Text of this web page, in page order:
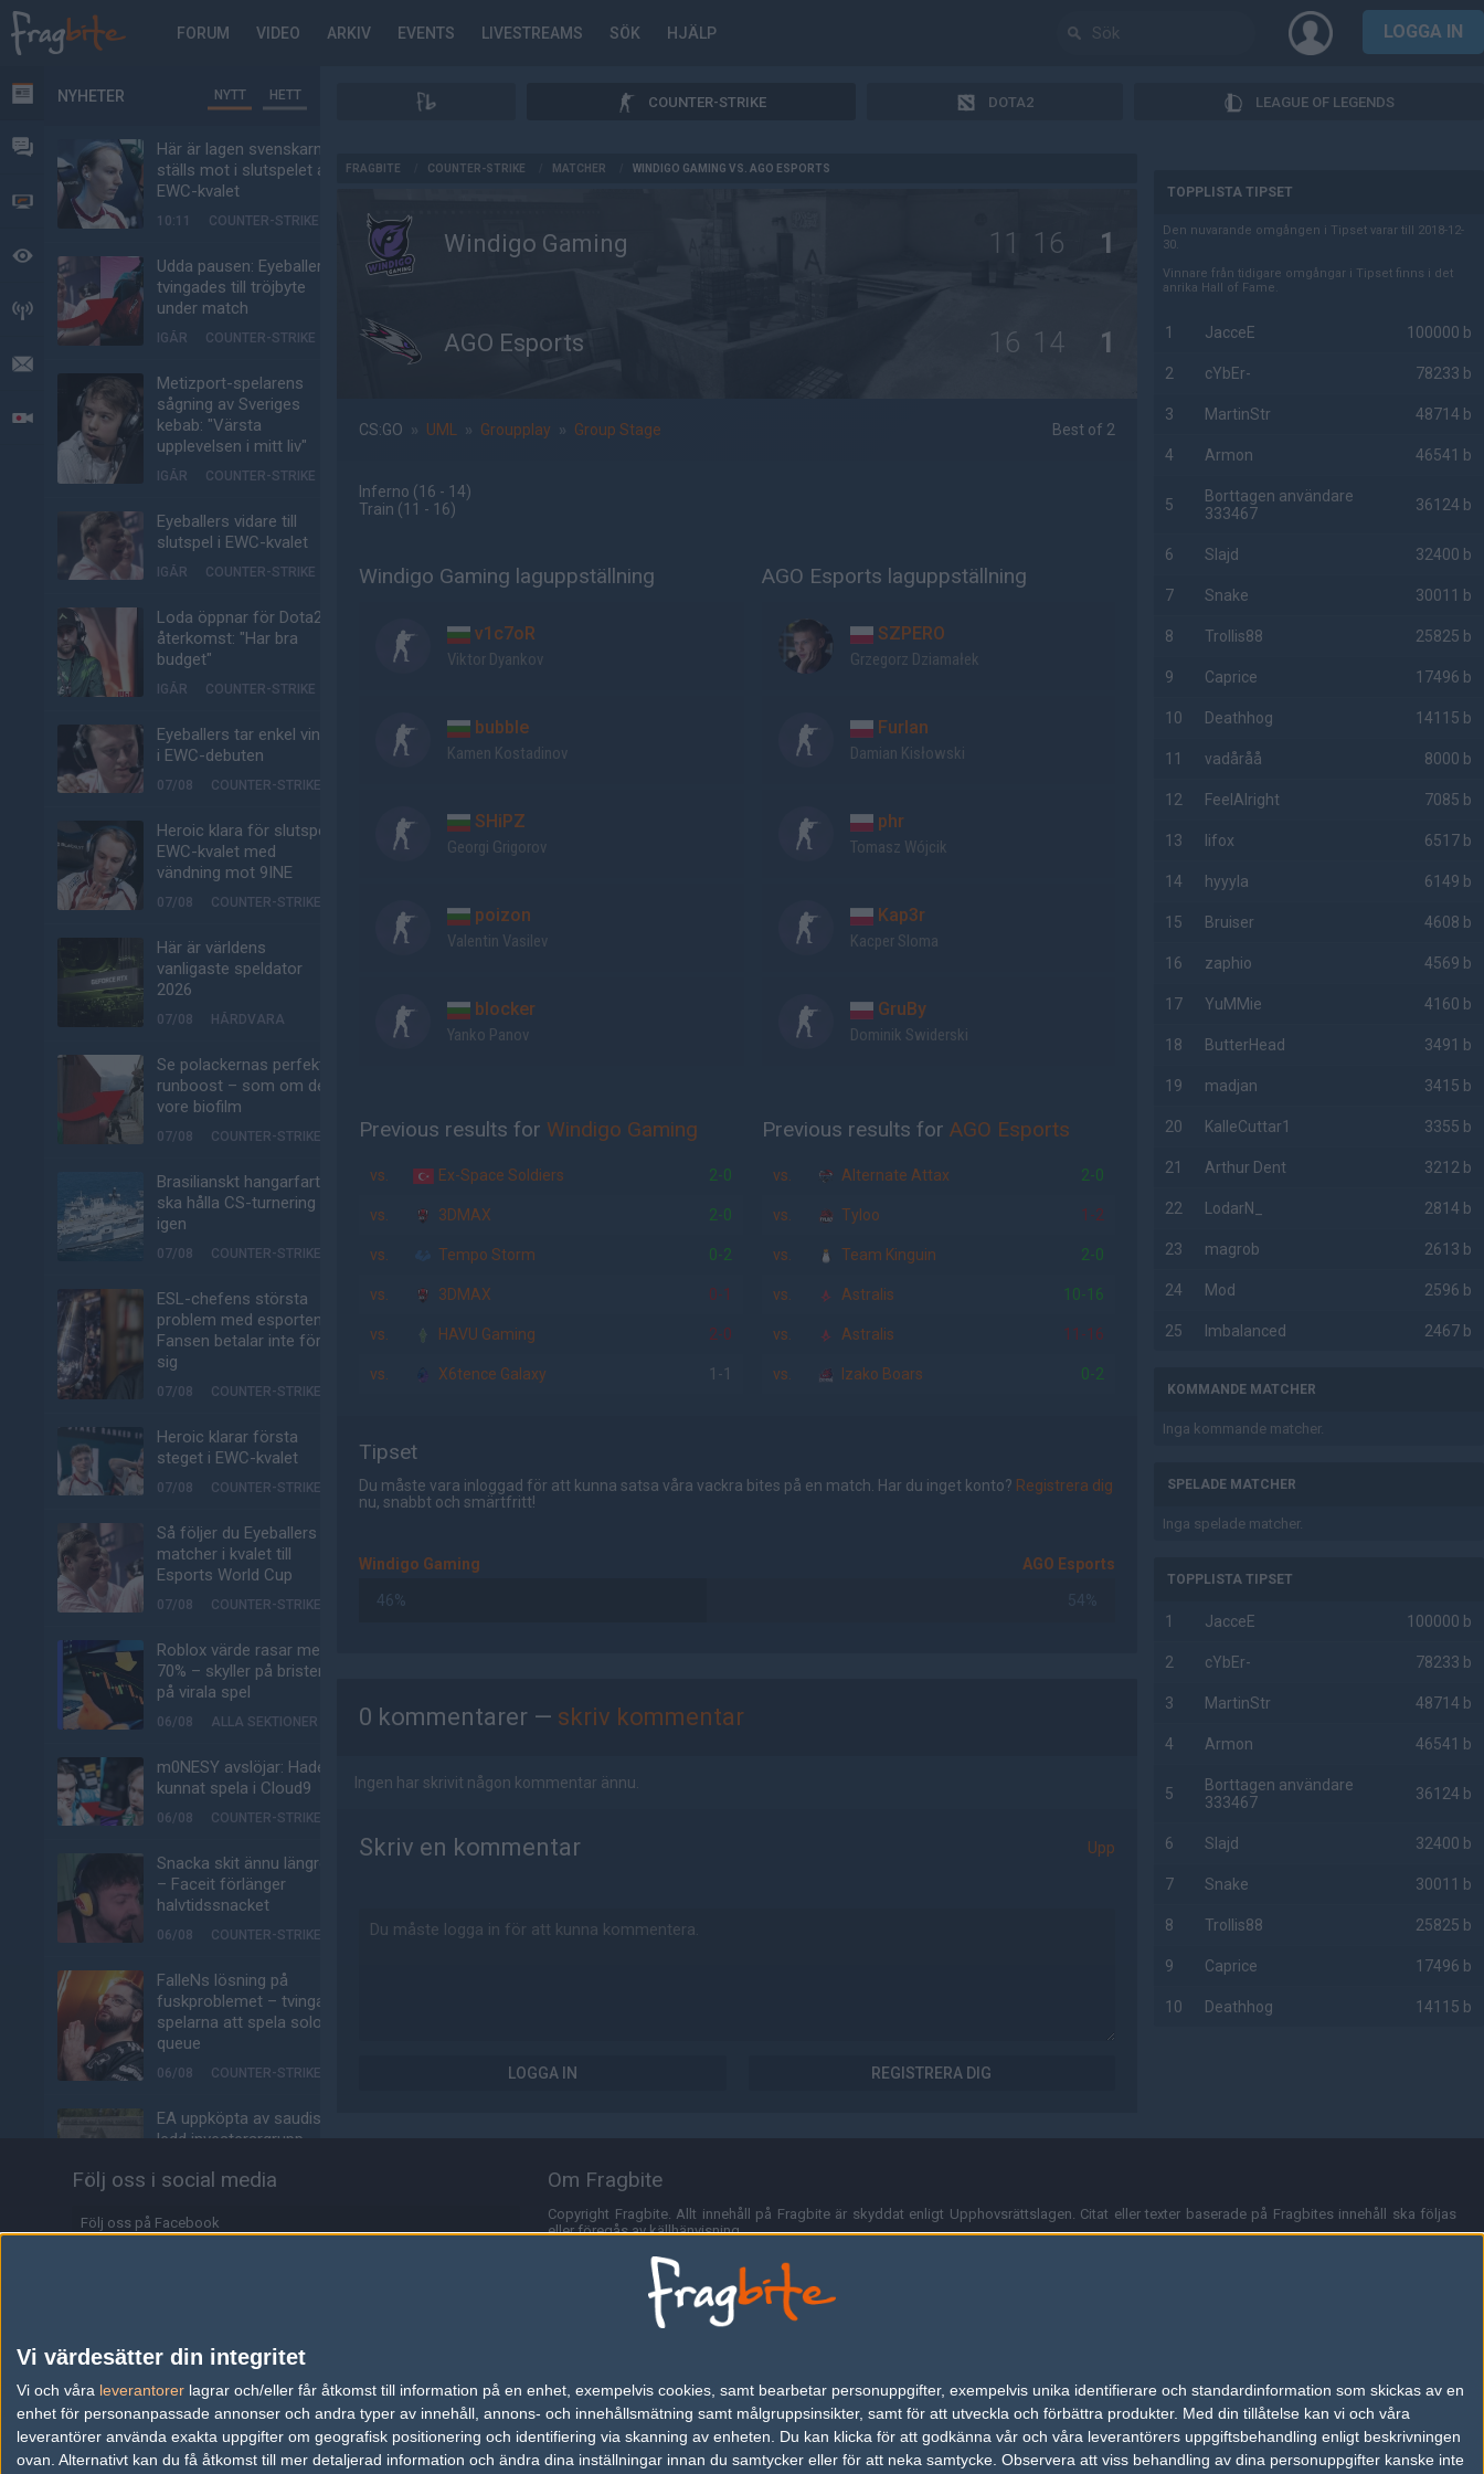
Vi värdesätter din integritet
Vi och våra leverantorer lagrar och/eller får åtkomst till information på en enhet, exempelvis cookies, samt bearbetar personuppgifter, exempelvis unika identifierare och standardinformation som skickas av en
enhet för personanpassade annonser och andra typer av innehåll, annons- och innehållsmätning samt målgruppsinsikter, samt för att utveckla och förbättra produkter. Med din tillåtelse kan vi och våra
leverantörer använda exakta uppgifter om geografisk positionering och identifiering via skanning av enheten. Du kan klicka för att godkänna vår och våra leverantörers uppgiftsbehandling enligt beskrivningen
ovan. Alternativt kan du få åtkomst till mer detaljerad information och ändra dina inställningar innan du samtycker eller för att neka samtycke. Observera att viss behandling av dina personuppgifter kanske inte
FORUM VIDEO ARKIV EVENTS LIVESTREAMS SÖK HJÄLP LOGGA IN
NYHETER
FORUM
VIDEO
BEVAKAT
HÄNDELSER
LIVESÄNDNINGAR
NYHETER NYTT HETT
Här är lagen svenskarna
ställs mot i slutspelet av
EWC-kvalet
10:11 COUNTER-STRIKE
Udda pausen: Eyeballers
tvingades till tröjbyte
under match
IGÅR COUNTER-STRIKE
Metizport-spelarens
sågning av Sveriges
kebab: "Värsta
upplevelsen i mitt liv"
IGÅR COUNTER-STRIKE
Eyeballers vidare till
slutspel i EWC-kvalet
IGÅR COUNTER-STRIKE
Loda öppnar för Dota2-
återkomst: "Har bra
budget"
IGÅR COUNTER-STRIKE
Eyeballers tar enkel vinst
i EWC-debuten
07/08 COUNTER-STRIKE
Heroic klara för slutspel i
EWC-kvalet med
vändning mot 9INE
07/08 COUNTER-STRIKE
Här är världens
vanligaste speldator
2026
07/08 HÅRDVARA
Se polackernas perfekta
runboost – som om det
vore biofilm
07/08 COUNTER-STRIKE
Brasilianskt hangarfartyg
ska hålla CS-turnering –
igen
07/08 COUNTER-STRIKE
ESL-chefens största
problem med esporten:
Fansen betalar inte för
sig
07/08 COUNTER-STRIKE
Heroic klarar första
steget i EWC-kvalet
07/08 COUNTER-STRIKE
Så följer du Eyeballers
matcher i kvalet till
Esports World Cup
07/08 COUNTER-STRIKE
Roblox värde rasar med
70% – skyller på bristen
på virala spel
06/08 ALLA SEKTIONER
m0NESY avslöjar: Hade
kunnat spela i Cloud9
06/08 COUNTER-STRIKE
Snacka skit ännu längre
– Faceit förlänger
halvtidssnacket
06/08 COUNTER-STRIKE
FalleNs lösning på
fuskproblemet – tvinga
spelarna att spela solo-
queue
06/08 COUNTER-STRIKE
EA uppköpta av saudisk-
ledd investerargrupp
ALLA SEKTIONER
jL om nya möjligheten:
"Jag får uppfylla min
jagades för Faceit-
poäng när nya säsongen
lanserades
Alliance klättrar till plats
COUNTER-STRIKE DOTA2 LEAGUE OF LEGENDS
FRAGBITE COUNTER-STRIKE MATCHER WINDIGO GAMING VS. AGO ESPORTS
Windigo Gaming 11 16 1
AGO Esports 16 14 1
CS:GO » UML » Groupplay » Group Stage Best of 2
Inferno (16 - 14)
Train (11 - 16)
Windigo Gaming laguppställning
v1c7oR
Viktor Dyankov
bubble
Kamen Kostadinov
SHiPZ
Georgi Grigorov
poizon
Valentin Vasilev
blocker
Yanko Panov
AGO Esports laguppställning
SZPERO
Grzegorz Dziamałek
Furlan
Damian Kisłowski
phr
Tomasz Wójcik
Kap3r
Kacper Sloma
GruBy
Dominik Swiderski
Previous results for Windigo Gaming
vs. Ex-Space Soldiers 2-0
vs. 3DMAX 2-0
vs. Tempo Storm 0-2
vs. 3DMAX 0-1
vs. HAVU Gaming 2-0
vs. X6tence Galaxy 1-1
Previous results for AGO Esports
vs. Alternate Attax 2-0
vs. Tyloo 1-2
vs. Team Kinguin 2-0
vs. Astralis 10-16
vs. Astralis 11-16
vs. Izako Boars 0-2
Tipset
Du måste vara inloggad för att kunna satsa våra vackra bites på en match. Har du inget konto? Registrera dig
nu, snabbt och smärtfritt!
Windigo Gaming AGO Esports
46% 54%
0 kommentarer — skriv kommentar
Ingen har skrivit någon kommentar ännu.
Skriv en kommentar Upp
LOGGA IN REGISTRERA DIG
TOPPLISTA TIPSET
Den nuvarande omgången i Tipset varar till 2018-12-
30.
Vinnare från tidigare omgångar i Tipset finns i det
anrika Hall of Fame.
1 JacceE 100000 b
2 cYbEr- 78233 b
3 MartinStr 48714 b
4 Armon 46541 b
5
Borttagen användare
333467
36124 b
6 Slajd 32400 b
7 Snake 30011 b
8 Trollis88 25825 b
9 Caprice 17496 b
10 Deathhog 14115 b
11 vadåråå 8000 b
12 FeelAlright 7085 b
13 lifox 6517 b
14 hyyyla 6149 b
15 Bruiser 4608 b
16 zaphio 4569 b
17 YuMMie 4160 b
18 ButterHead 3491 b
19 madjan 3415 b
20 KalleCuttar1 3355 b
21 Arthur Dent 3212 b
22 LodarN_ 2814 b
23 magrob 2613 b
24 Mod 2596 b
25 Imbalanced 2467 b
KOMMANDE MATCHER
Inga kommande matcher.
SPELADE MATCHER
Inga spelade matcher.
TOPPLISTA TIPSET
1 JacceE 100000 b
2 cYbEr- 78233 b
3 MartinStr 48714 b
4 Armon 46541 b
5
Borttagen användare
333467
36124 b
6 Slajd 32400 b
7 Snake 30011 b
8 Trollis88 25825 b
9 Caprice 17496 b
10 Deathhog 14115 b
Följ oss i social media
Följ oss på Facebook
Information
Annonsering
Copyright och Privacy Policy
Om Fragbite
Copyright Fragbite. Allt innehåll på Fragbite är skyddat enligt Upphovsrättslagen. Citat eller texter baserade på Fragbites innehåll ska följas
eller föregås av källhänvisning.
Alla åsikter uttryckta på Fragbite representerar varje enskild skribent och överensstämmer inte nödvändigtvis med Fragbites åsikter.
Programmering och design av Fredric Bohlin. För frågor rörande sajten kan du skicka iväg ett email till
Fragbite använder cookies för att spara användarspecifik information så som t.ex. användarnamn. Cookies sparas även när man deltar i
omröstningar och för att föra statistik. För att slippa cookies kan du stänga av cookies i din webbläsares inställningar eller välja att inte
besöka Fragbite. Den här textraden finns här på grund av lagen om elektronisk kommunikation som trädde i kraft 25 juli 2003.